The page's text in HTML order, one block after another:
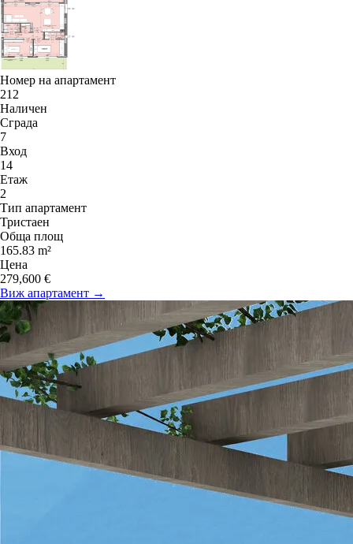
Номер на апартамент
212
Наличен
Сграда
7
Вход
14
Етаж
2
Тип апартамент
Тристаен
Обща площ
165.83 m²
Цена
279,600 €
Виж апартамент →